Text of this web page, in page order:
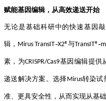
赋能基因编辑，从高效递送开始
无论是基础科研中的快速基因
辑， Mirus TransIT‑X2®与TransIT®‑
素，为CRISPR/Cas9基因编辑提供
递送解决方案。选择Mirus转染试
准、更具安全性 ，从而实现从基